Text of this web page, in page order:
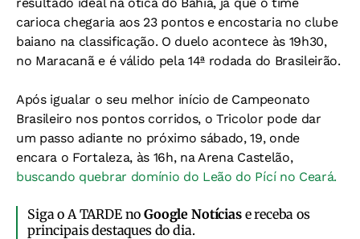
carioca chegaria aos 23 pontos e encostaria no clube
baiano na classificação. O duelo acontece às 19h30,
no Maracanã e é válido pela 14ª rodada do Brasileirão.
Após igualar o seu melhor início de Campeonato
Brasileiro nos pontos corridos, o Tricolor pode dar
um passo adiante no próximo sábado, 19, onde
encara o Fortaleza, às 16h, na Arena Castelão,
buscando quebrar domínio do Leão do Pící no Ceará.
Siga o A TARDE noGoogle Notíciase receba os
principais destaques do dia.